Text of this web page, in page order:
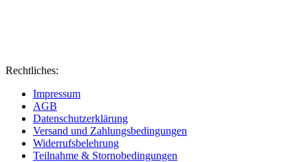
Rechtliches:
Impressum
AGB
Datenschutzerklärung
Versand und Zahlungsbedingungen
Widerrufsbelehrung
Teilnahme & Stornobedingungen